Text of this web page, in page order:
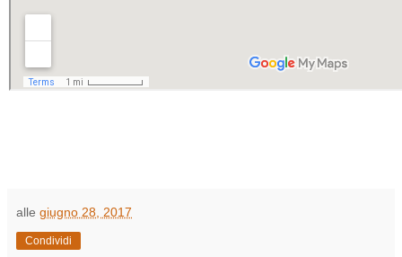
alle giugno 28, 2017
Condividi